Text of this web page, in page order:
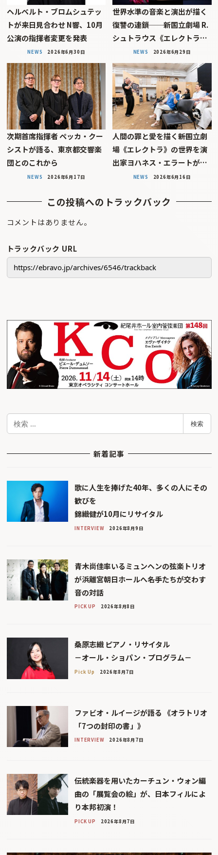
ヘルベルト・ブロムシュテッ
トが来日見合わせ N響、10月
公演の指揮者変更を発表
NEWS 2026年6月30日
世界水準の音楽と演出が描く
復讐の連鎖──新国立劇場 R.
シュトラウス《エレクトラ…
NEWS 2026年6月29日
次期首席指揮者 ペッカ・クー
シストが語る、東京都交響楽
団とのこれから
NEWS 2026年6月17日
人間の罪と愛を描く――新国立劇
場《エレクトラ》の世界を演
出家ヨハネス・エラートが…
NEWS 2026年6月16日
この投稿へのトラックバック
コメントはありません。
トラックバック URL
検
索
検索
新着記事
歌に人生を捧げた40年、多くの人にその
歓びを
錦織健が10月にリサイタル
INTERVIEW 2026年8月9日
青木尚佳率いるミュンヘンの弦楽トリオ
が浜離宮朝日ホールへ――名手たちが交わす
音の対話
PICK UP 2026年8月8日
桑原志織 ピアノ・リサイタル
－オール・ショパン・プログラム－
Pick Up 2026年8月7日
ファビオ・ルイージが語る 《オラトリオ
「7つの封印の書」》
INTERVIEW 2026年8月7日
伝統楽器を用いたカーチュン・ウォン編
曲の「展覧会の絵」が、日本フィルによ
り本邦初演！
PICK UP 2026年8月7日